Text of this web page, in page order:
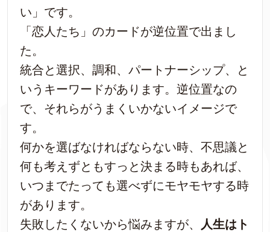
い」です。
「恋人たち」のカードが逆位置で出まし
た。
統合と選択、調和、パートナーシップ、と
いうキーワードがあります。逆位置なの
で、それらがうまくいかないイメージで
す。
何かを選ばなければならない時、不思議と
何も考えずともすっと決まる時もあれば、
いつまでたっても選べずにモヤモヤする時
があります。
失敗したくないから悩みますが、
人生はト